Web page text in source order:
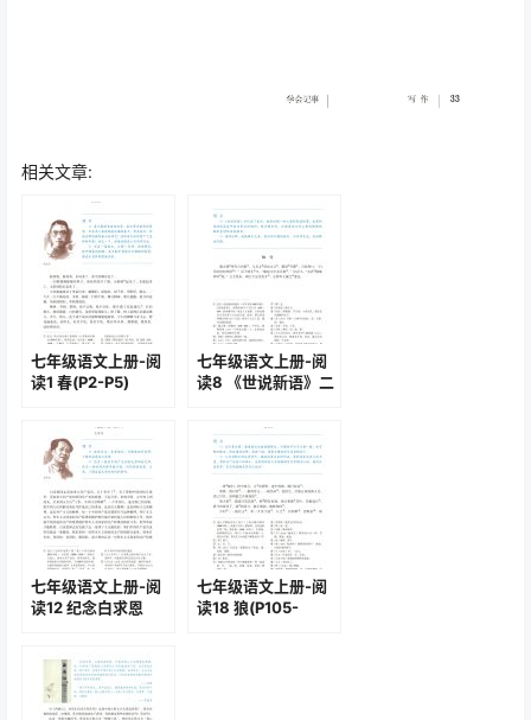
相关文章:
七年级语文上册-阅
读1 春(P2-P5)
七年级语文上册-阅
读8 《世说新语》二
七年级语文上册-阅
读12 纪念白求恩
七年级语文上册-阅
读18 狼(P105-